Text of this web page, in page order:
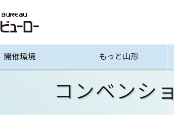
開催環境 もっと山形
コンベンシ